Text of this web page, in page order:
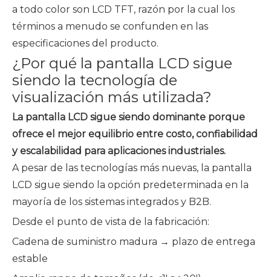
a todo color son LCD TFT, razón por la cual los
términos a menudo se confunden en las
especificaciones del producto.
¿Por qué la pantalla LCD sigue
siendo la tecnología de
visualización más utilizada?
La pantalla LCD sigue siendo dominante porque
ofrece el mejor equilibrio entre costo, confiabilidad
y escalabilidad para aplicaciones industriales.
A pesar de las tecnologías más nuevas, la pantalla
LCD sigue siendo la opción predeterminada en la
mayoría de los sistemas integrados y B2B.
Desde el punto de vista de la fabricación:
Cadena de suministro madura → plazo de entrega
estable